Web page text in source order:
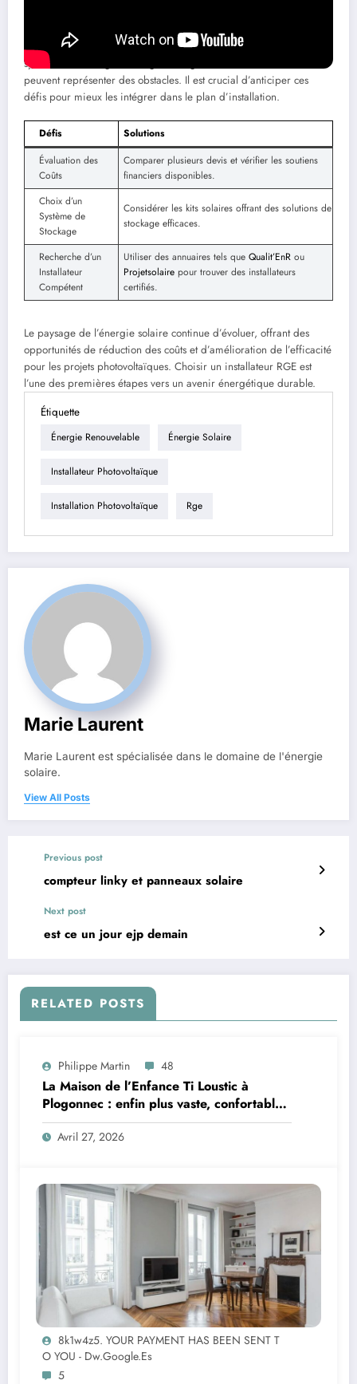
Cependant, malgré ces avantages, certains défis existent.
L’interaction avec les fournisseurs d’électricité, le choix d’un
système de stockage d’énergie et la gestion des coûts d’entretien
peuvent représenter des obstacles. Il est crucial d’anticiper ces
défis pour mieux les intégrer dans le plan d’installation.
Défis
Solutions
Évaluation des
Coûts
Comparer plusieurs devis et vérifier les soutiens
financiers disponibles.
Choix d’un
Système de
Stockage
Considérer les kits solaires offrant des solutions de
stockage efficaces.
Recherche d’un
Installateur
Compétent
Utiliser des annuaires tels que Qualit’EnR ou
Projetsolaire pour trouver des installateurs
certifiés.
Le paysage de l’énergie solaire continue d’évoluer, offrant des
opportunités de réduction des coûts et d’amélioration de l’efficacité
pour les projets photovoltaïques. Choisir un installateur RGE est
l’une des premières étapes vers un avenir énergétique durable.
Étiquette
Énergie Renouvelable Énergie Solaire
Installateur Photovoltaïque
Installation Photovoltaïque Rge
Marie Laurent
Marie Laurent est spécialisée dans le domaine de l'énergie
solaire.
View All Posts
Previous post
compteur linky et panneaux solaire
Next post
est ce un jour ejp demain
RELATED POSTS
Philippe Martin 48
La Maison de l’Enfance Ti Loustic à
Plogonnec : enfin plus vaste, confortable
et parfaitement adaptée
Avril 27, 2026
8k1w4z5. YOUR PAYMENT HAS BEEN SENT T
O YOU - Dw.google.es
5